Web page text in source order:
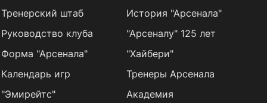
Тренерский штаб
Руководство клуба
Форма "Арсенала"
Календарь игр
История "Арсенала"
"Арсеналу" 125 лет
"Хайбери"
Тренеры Арсенала
"Эмирейтс"
Академия